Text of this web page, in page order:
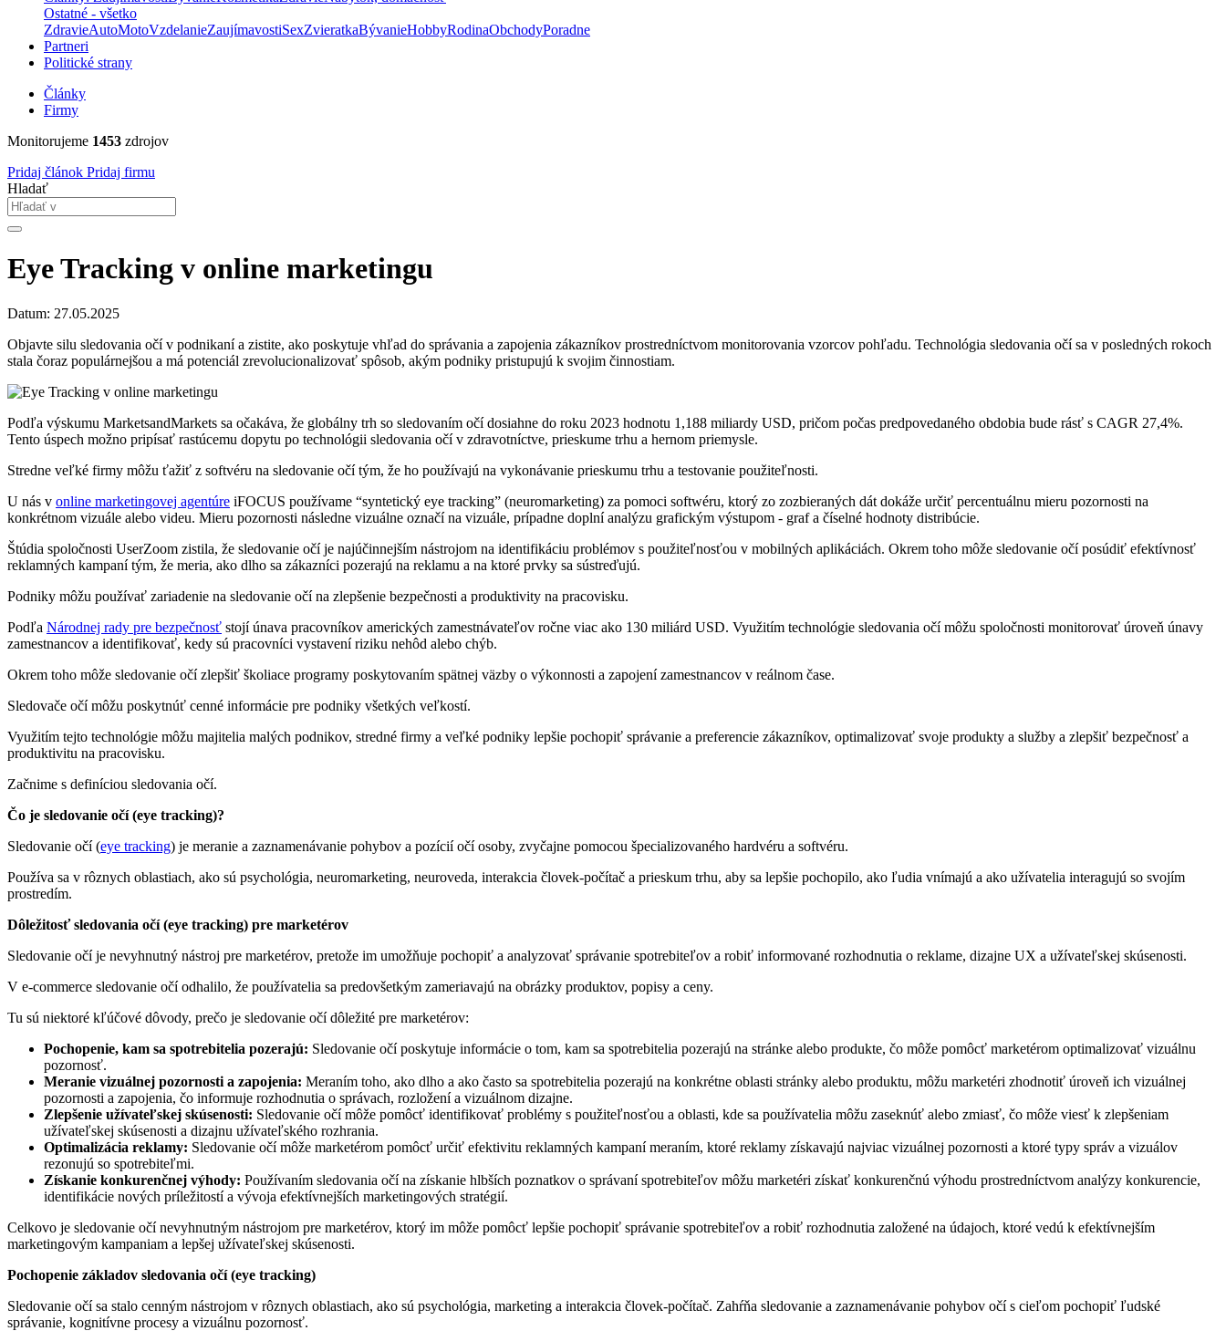
Ostatné - všetko
ZdravieAutoMotoVzdelanieZaujímavostiSexZvieratkaBývanieHobbyRodinaObchodyPoradne
Partneri
Politické strany
Články
Firmy
Monitorujeme 1453 zdrojov
Pridaj článok Pridaj firmu
Hladať
Eye Tracking v online marketingu
Datum: 27.05.2025
Objavte silu sledovania očí v podnikaní a zistite, ako poskytuje vhľad do správania a zapojenia zákazníkov prostredníctvom monitorovania vzorcov pohľadu. Technológia sledovania očí sa v posledných rokoch
stala čoraz populárnejšou a má potenciál zrevolucionalizovať spôsob, akým podniky pristupujú k svojim činnostiam.
Podľa výskumu MarketsandMarkets sa očakáva, že globálny trh so sledovaním očí dosiahne do roku 2023 hodnotu 1,188 miliardy USD, pričom počas predpovedaného obdobia bude rásť s CAGR 27,4%.
Tento úspech možno pripísať rastúcemu dopytu po technológii sledovania očí v zdravotníctve, prieskume trhu a hernom priemysle.
Stredne veľké firmy môžu ťažiť z softvéru na sledovanie očí tým, že ho používajú na vykonávanie prieskumu trhu a testovanie použiteľnosti.
U nás v online marketingovej agentúre iFOCUS používame “syntetický eye tracking” (neuromarketing) za pomoci softwéru, ktorý zo zozbieraných dát dokáže určiť percentuálnu mieru pozornosti na
konkrétnom vizuále alebo videu. Mieru pozornosti následne vizuálne označí na vizuále, prípadne doplní analýzu grafickým výstupom - graf a číselné hodnoty distribúcie.
Štúdia spoločnosti UserZoom zistila, že sledovanie očí je najúčinnejším nástrojom na identifikáciu problémov s použiteľnosťou v mobilných aplikáciách. Okrem toho môže sledovanie očí posúdiť efektívnosť
reklamných kampaní tým, že meria, ako dlho sa zákazníci pozerajú na reklamu a na ktoré prvky sa sústreďujú.
Podniky môžu používať zariadenie na sledovanie očí na zlepšenie bezpečnosti a produktivity na pracovisku.
Podľa Národnej rady pre bezpečnosť stojí únava pracovníkov amerických zamestnávateľov ročne viac ako 130 miliárd USD. Využitím technológie sledovania očí môžu spoločnosti monitorovať úroveň únavy
zamestnancov a identifikovať, kedy sú pracovníci vystavení riziku nehôd alebo chýb.
Okrem toho môže sledovanie očí zlepšiť školiace programy poskytovaním spätnej väzby o výkonnosti a zapojení zamestnancov v reálnom čase.
Sledovače očí môžu poskytnúť cenné informácie pre podniky všetkých veľkostí.
Využitím tejto technológie môžu majitelia malých podnikov, stredné firmy a veľké podniky lepšie pochopiť správanie a preferencie zákazníkov, optimalizovať svoje produkty a služby a zlepšiť bezpečnosť a
produktivitu na pracovisku.
Začnime s definíciou sledovania očí.
Čo je sledovanie očí (eye tracking)?
Sledovanie očí (eye tracking) je meranie a zaznamenávanie pohybov a pozícií očí osoby, zvyčajne pomocou špecializovaného hardvéru a softvéru.
Používa sa v rôznych oblastiach, ako sú psychológia, neuromarketing, neuroveda, interakcia človek-počítač a prieskum trhu, aby sa lepšie pochopilo, ako ľudia vnímajú a ako užívatelia interagujú so svojím
prostredím.
Dôležitosť sledovania očí (eye tracking) pre marketérov
Sledovanie očí je nevyhnutný nástroj pre marketérov, pretože im umožňuje pochopiť a analyzovať správanie spotrebiteľov a robiť informované rozhodnutia o reklame, dizajne UX a užívateľskej skúsenosti.
V e-commerce sledovanie očí odhalilo, že používatelia sa predovšetkým zameriavajú na obrázky produktov, popisy a ceny.
Tu sú niektoré kľúčové dôvody, prečo je sledovanie očí dôležité pre marketérov:
Pochopenie, kam sa spotrebitelia pozerajú: Sledovanie očí poskytuje informácie o tom, kam sa spotrebitelia pozerajú na stránke alebo produkte, čo môže pomôcť marketérom optimalizovať vizuálnu
pozornosť.
Meranie vizuálnej pozornosti a zapojenia: Meraním toho, ako dlho a ako často sa spotrebitelia pozerajú na konkrétne oblasti stránky alebo produktu, môžu marketéri zhodnotiť úroveň ich vizuálnej
pozornosti a zapojenia, čo informuje rozhodnutia o správach, rozložení a vizuálnom dizajne.
Zlepšenie užívateľskej skúsenosti: Sledovanie očí môže pomôcť identifikovať problémy s použiteľnosťou a oblasti, kde sa používatelia môžu zaseknúť alebo zmiasť, čo môže viesť k zlepšeniam
užívateľskej skúsenosti a dizajnu užívateľského rozhrania.
Optimalizácia reklamy: Sledovanie očí môže marketérom pomôcť určiť efektivitu reklamných kampaní meraním, ktoré reklamy získavajú najviac vizuálnej pozornosti a ktoré typy správ a vizuálov
rezonujú so spotrebiteľmi.
Získanie konkurenčnej výhody: Používaním sledovania očí na získanie hlbších poznatkov o správaní spotrebiteľov môžu marketéri získať konkurenčnú výhodu prostredníctvom analýzy konkurencie,
identifikácie nových príležitostí a vývoja efektívnejších marketingových stratégií.
Celkovo je sledovanie očí nevyhnutným nástrojom pre marketérov, ktorý im môže pomôcť lepšie pochopiť správanie spotrebiteľov a robiť rozhodnutia založené na údajoch, ktoré vedú k efektívnejším
marketingovým kampaniam a lepšej užívateľskej skúsenosti.
Pochopenie základov sledovania očí (eye tracking)
Sledovanie očí sa stalo cenným nástrojom v rôznych oblastiach, ako sú psychológia, marketing a interakcia človek-počítač. Zahŕňa sledovanie a zaznamenávanie pohybov očí s cieľom pochopiť ľudské
správanie, kognitívne procesy a vizuálnu pozornosť.